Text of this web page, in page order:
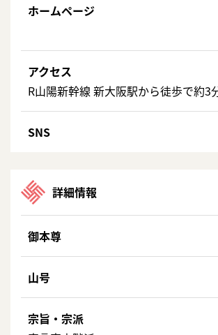
ホームページ
アクセス
R山陽新幹線 新大阪駅から徒歩で約3
SNS
詳細情報
御本尊
山号
宗旨・宗派